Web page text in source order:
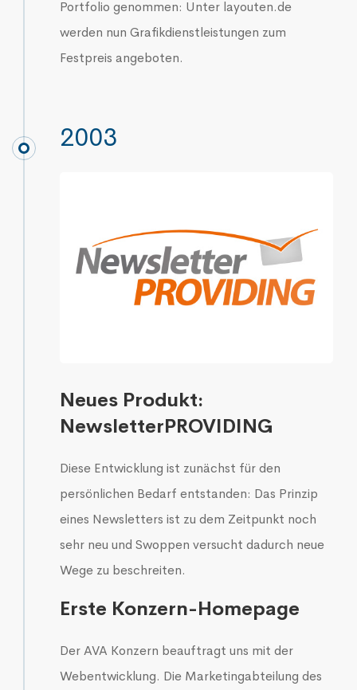
Portfolio genommen: Unter layouten.de
werden nun Grafikdienstleistungen zum
Festpreis angeboten.
2003
Neues Produkt:
NewsletterPROVIDING
Diese Entwicklung ist zunächst für den
persönlichen Bedarf entstanden: Das Prinzip
eines Newsletters ist zu dem Zeitpunkt noch
sehr neu und Swoppen versucht dadurch neue
Wege zu beschreiten.
Erste Konzern-Homepage
Der AVA Konzern beauftragt uns mit der
Webentwicklung. Die Marketingabteilung des